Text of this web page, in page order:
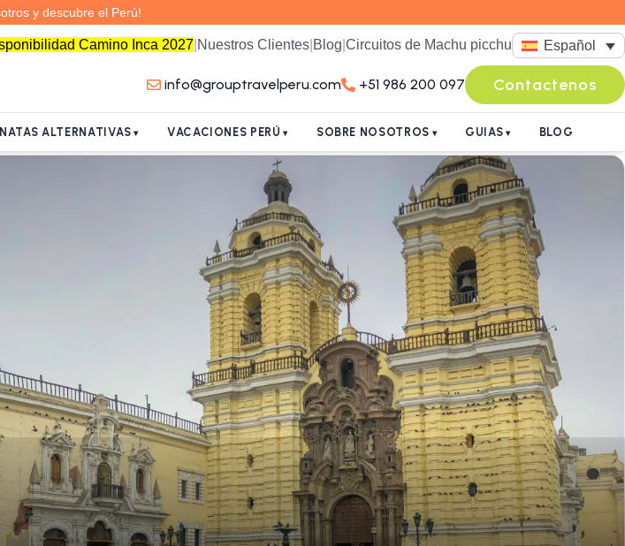
y descubre el Perú!
Camino Inca 2027 Nuestros Clientes Blog |Circuitos de Machu picchu Español
info@grouptravelperu.com +51 986 200 097 Contactenos
ALTERNATIVAS VACACIONES PERÚ SOBRE NOSOTROS GUIAS BLOG